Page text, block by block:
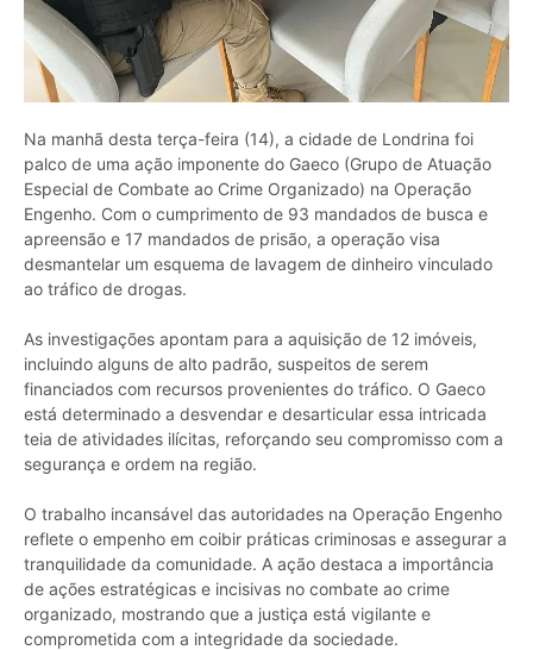
Na manhã desta terça-feira (14), a cidade de Londrina foi
palco de uma ação imponente do Gaeco (Grupo de Atuação
Especial de Combate ao Crime Organizado) na Operação
Engenho. Com o cumprimento de 93 mandados de busca e
apreensão e 17 mandados de prisão, a operação visa
desmantelar um esquema de lavagem de dinheiro vinculado
ao tráfico de drogas.
As investigações apontam para a aquisição de 12 imóveis,
incluindo alguns de alto padrão, suspeitos de serem
financiados com recursos provenientes do tráfico. O Gaeco
está determinado a desvendar e desarticular essa intricada
teia de atividades ilícitas, reforçando seu compromisso com a
segurança e ordem na região.
O trabalho incansável das autoridades na Operação Engenho
reflete o empenho em coibir práticas criminosas e assegurar a
tranquilidade da comunidade. A ação destaca a importância
de ações estratégicas e incisivas no combate ao crime
organizado, mostrando que a justiça está vigilante e
comprometida com a integridade da sociedade.